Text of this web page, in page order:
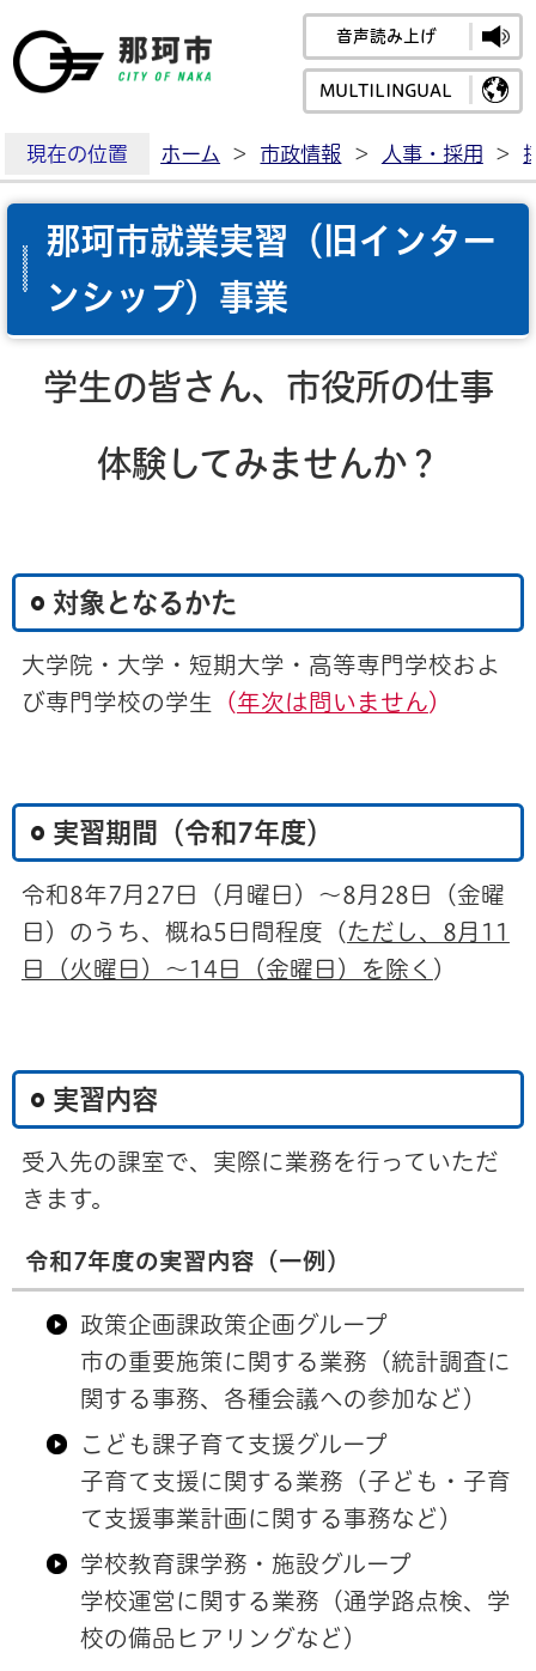
那珂市公式ホームペ
音声読み上げ
MULTILINGUAL
現在の位置 ホーム > 市政情報 > 人事・採用 >
那珂市就業実習（旧インター
ンシップ）事業
学生の皆さん、市役所の仕事
体験してみませんか？
対象となるかた
大学院・大学・短期大学・高等専門学校およ
び専門学校の学生
（年次は問いません）
実習期間（令和7年度）
令和8年7月27日（月曜日）～8月28日（金曜
日）のうち、概ね5日間程度（ただし、8月11
日（火曜日）～14日（金曜日）を除く ）
実習内容
受入先の課室で、実際に業務を行っていただ
きます。
令和7年度の実習内容（一例）
政策企画課政策企画グループ
市の重要施策に関する業務（統計調査に
関する事務、各種会議への参加など）
こども課子育て支援グループ
子育て支援に関する業務（子ども・子育
て支援事業計画に関する事務など）
学校教育課学務・施設グループ
学校運営に関する業務（通学路点検、学
校の備品ヒアリングなど）